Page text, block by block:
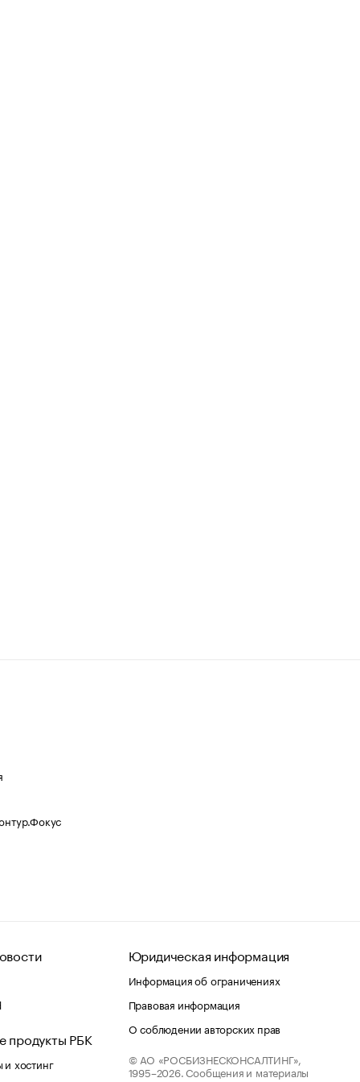
продукты РБК
хостинг
Юридическая информация
Информация об ограничениях
Правовая информация
О соблюдении авторских прав
© АО «РОСБИЗНЕСКОНСАЛТИНГ»,
1995–2026. Сообщения и материалы